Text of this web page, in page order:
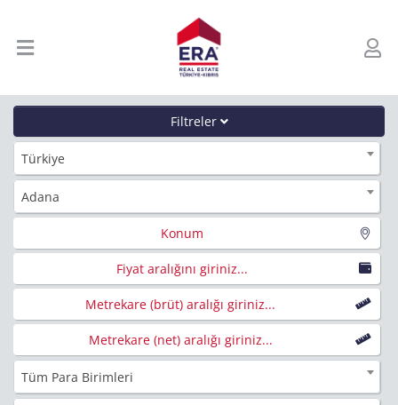
Filtreler
Türkiye
Adana
Konum
Fiyat aralığını giriniz...
Metrekare (brüt) aralığı giriniz...
Metrekare (net) aralığı giriniz...
Tüm Para Birimleri